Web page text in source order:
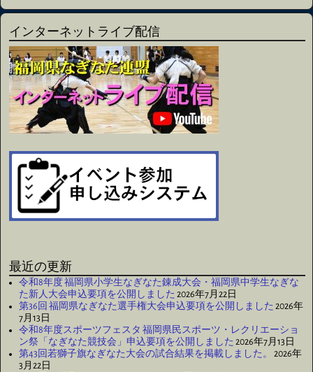
インターネットライブ配信
最近の更新
令和8年度 福岡県小学生なぎなた錬成大会・福岡県中学生なぎな
た新人大会申込要項を公開しました 2026年7月22日
第36回 福岡県なぎなた選手権大会申込要項を公開しました 2026年
7月13日
令和8年度スポーツフェスタ 福岡県民スポーツ・レクリエーショ
ン祭「なぎなた競技会」申込要項を公開しました 2026年7月13日
第43回若獅子旗なぎなた大会の試合結果を掲載しました。
2026年
3月22日